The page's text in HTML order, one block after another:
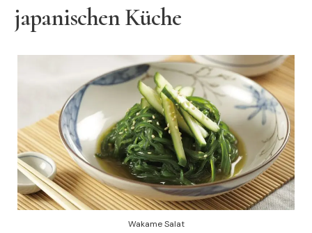
japanischen Küche
Wakame Salat